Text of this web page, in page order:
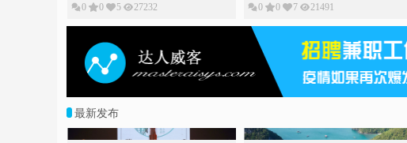
0
0 5 27232
0
0 7 21491
最新发布